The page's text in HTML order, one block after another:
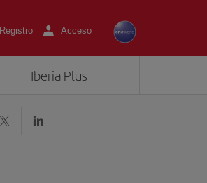
Registro Acceso
Iberia Plus